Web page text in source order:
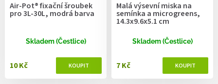
Air-Pot® fixační šroubek
pro 3L-30L, modrá barva
Skladem (Čestlice)
10 Kč
Malá výsevní miska na
semínka a microgreens,
14.3x9.6x5.1 cm
Skladem (Čestlice)
7 Kč